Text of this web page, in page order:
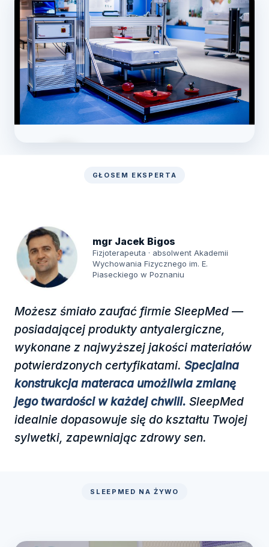
GŁOSEM EKSPERTA
Możesz śmiało zaufać firmie SleepMed —
posiadającej produkty antyalergiczne,
wykonane z najwyższej jakości materiałów
potwierdzonych certyfikatami. Specjalna
konstrukcja materaca umożliwia zmianę
jego twardości w każdej chwili. SleepMed
idealnie dopasowuje się do kształtu Twojej
sylwetki, zapewniając zdrowy sen.
mgr Jacek Bigos
Fizjoterapeuta · absolwent Akademii
Wychowania Fizycznego im. E.
Piaseckiego w Poznaniu
SLEEPMED NA ŻYWO